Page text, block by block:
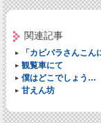
関連記事
「カピバラさんこん
観覧車にて
僕はどこでしょう…
甘えん坊